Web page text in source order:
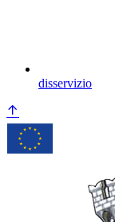
disservizio